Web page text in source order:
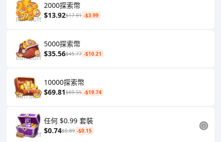
2000探索幣
$13.92$17.91 -$3.99
5000探索幣
$35.56$45.77 -$10.21
10000探索幣
$69.81$89.55 -$19.74
任何 $0.99 套裝
$0.74$0.89 -$0.15